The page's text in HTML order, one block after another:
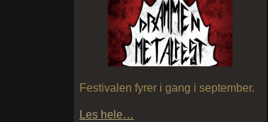
Festivalen fyrer i gang i september.
Les hele…